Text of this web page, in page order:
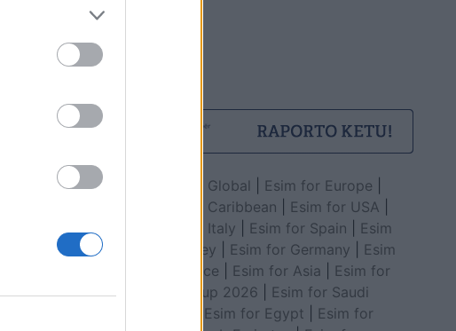
Esim for Global Esim for Europe
Esim for Caribbean
Esim for USA
Esim for Italy
Esim for Spain
Esim
for Turkey
Esim for Germany
Esim
for Greece
Esim for Asia
Esim for
World Cup 2026
Esim for Saudi
Esim for Egypt
Esim for